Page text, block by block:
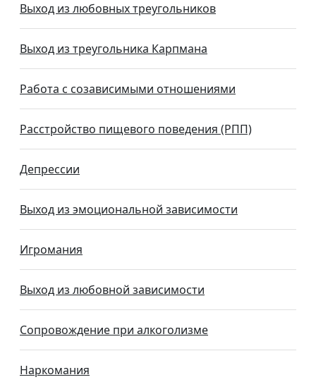
Выход из любовных треугольников
Выход из треугольника Карпмана
Работа с созависимыми отношениями
Расстройство пищевого поведения (РПП)
Депрессии
Выход из эмоциональной зависимости
Игромания
Выход из любовной зависимости
Сопровождение при алкоголизме
Наркомания